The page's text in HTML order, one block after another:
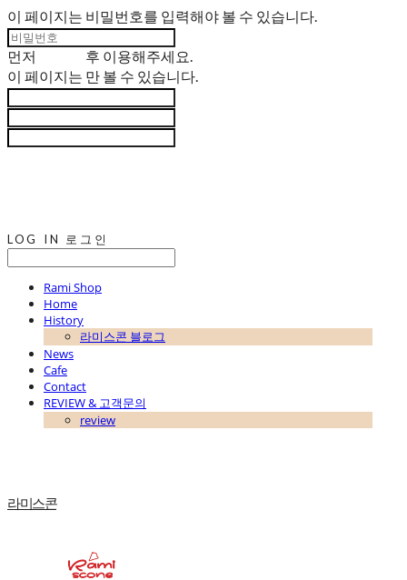
이 페이지는 비밀번호를 입력해야 볼 수 있습니다.
먼저
후 이용해주세요.
이 페이지는 만 볼 수 있습니다.
LOG IN 로그인
Rami Shop
Home
History
라미스콘 블로그
News
Cafe
Contact
REVIEW & 고객문의
review
라미스콘